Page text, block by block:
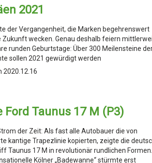
2021
der Vergangenheit, die Marken begehrenswert
wecken. Genau deshalb feiern
runden Geburtstage: Über 300 Meilensteine
sollen 2021 gewürdigt werden
2020.12.16
Taunus 17 M (P3)
der Zeit: Als fast alle Autobauer die von
kantige Trapezlinie kopierten, zeigte die
Taunus 17 M in revolutionär rundlichen Formen.
Kölner „Badewanne“ stürmte erst